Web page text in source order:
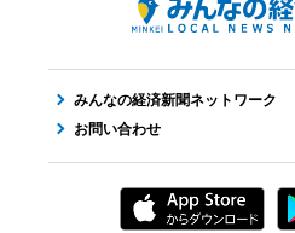
みんなの経済新聞ネットワーク
お問い合わせ